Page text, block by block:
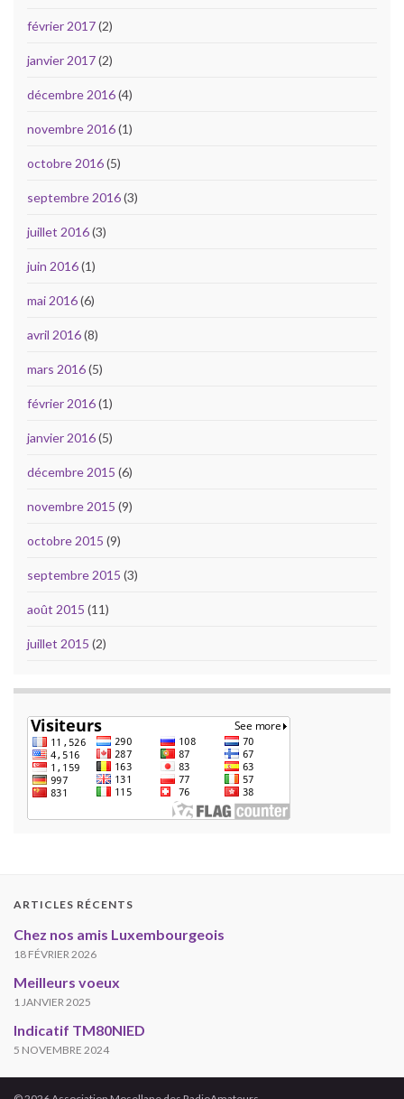
février 2017(2)
janvier 2017(2)
décembre 2016(4)
novembre 2016(1)
octobre 2016(5)
septembre 2016(3)
juillet 2016(3)
juin 2016(1)
mai 2016(6)
avril 2016(8)
mars 2016(5)
février 2016(1)
janvier 2016(5)
décembre 2015 (6)
novembre 2015 (9)
octobre 2015 (9)
septembre 2015 (3)
août 2015 (11)
juillet 2015 (2)
ARTICLES RÉCENTS
Chez nos amis Luxembourgeois
18 FÉVRIER 2026
Meilleurs voeux
1 JANVIER 2025
Indicatif TM80NIED
5 NOVEMBRE 2024